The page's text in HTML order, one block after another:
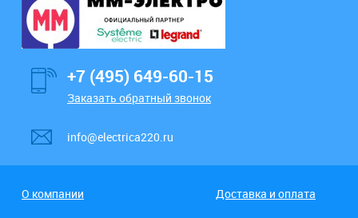
+7 (495) 649-60-15
Заказать обратный звонок
info@electrica220.ru
О компании
Доставка и оплата